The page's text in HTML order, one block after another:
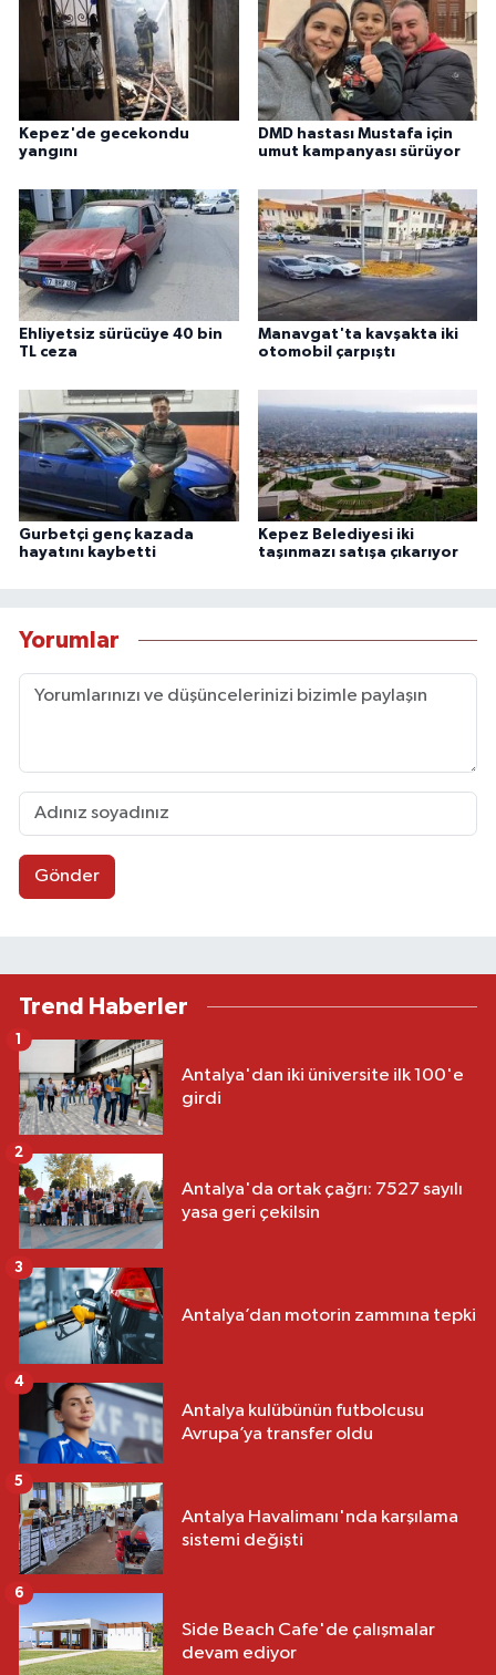
Kepez'de gecekondu
yangını
DMD hastası Mustafa için
umut kampanyası sürüyor
Ehliyetsiz sürücüye 40 bin
TL ceza
Manavgat'ta kavşakta iki
otomobil çarpıştı
Gurbetçi genç kazada
hayatını kaybetti
Kepez Belediyesi iki
taşınmazı satışa çıkarıyor
Yorumlar
Gönder
Trend Haberler
Antalya'dan iki üniversite ilk 100'e
girdi
1
Antalya'da ortak çağrı: 7527 sayılı
yasa geri çekilsin
2
Antalya’dan motorin zammına tepki
3
Antalya kulübünün futbolcusu
Avrupa’ya transfer oldu
4
Antalya Havalimanı'nda karşılama
sistemi değişti
5
Side Beach Cafe'de çalışmalar
devam ediyor
6